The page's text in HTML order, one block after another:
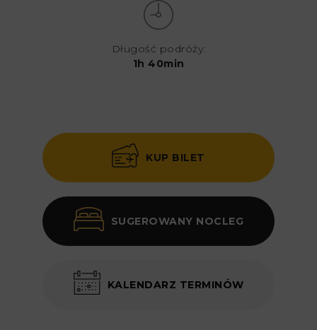
Długość podróży:
1h 40min
KUP BILET
SUGEROWANY NOCLEG
KALENDARZ TERMINÓW